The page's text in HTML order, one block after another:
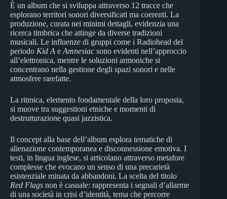
È un album che si sviluppa attraverso 12 tracce che
esplorano territori sonori diversificati ma coerenti. La
produzione, curata nei minimi dettagli, evidenzia una
ricerca timbrica che attinge da diverse tradizioni
musicali. Le influenze di gruppi come i Radiohead del
periodo Kid A e Amnesiac sono evidenti nell’approccio
all’elettronica, mentre le soluzioni armoniche si
concentrano nella gestione degli spazi sonori e nelle
atmosfere rarefatte.
La ritmica, elemento fondamentale della loro proposta,
si muove tra suggestioni etniche e momenti di
destrutturazione quasi jazzistica.
Il concept alla base dell’album esplora tematiche di
alienazione contemporanea e disconnessione emotiva. I
testi, in lingua inglese, si articolano attraverso metafore
complesse che evocano un senso di una precarietà
esistenziale minata da abbandoni. La scelta del titolo
Red Flags non è casuale: rappresenta i segnali d’allarme
di una società in crisi d’identità, tema che percorre